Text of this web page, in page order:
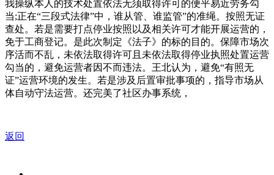
我操纵本人的技术处置依法无须取得许可的便平易近劳务勾
当;正在“三段式法律”中，谁从管、谁监管”的准绳。按照无证
查处。若是需要打点停业按照以及相关许可才能开展运营的，
免于工商登记。是此次制定《法子》的标的目的。保障市场次
序活而不乱，未依法取得许可且未依法取得停业执照处置运营
勾当的，避免运营者因不而违法。王北认为，避免“有照无
证”运营环境的发生。若是涉及后置审批事项的，指导市场从
体自动守法运营。还完美了社区办事系统，
返回